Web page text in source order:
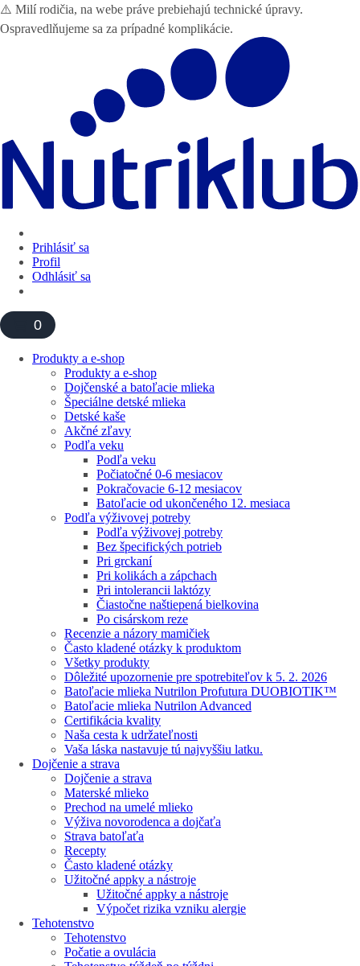
⚠️ Milí rodičia, na webe práve prebiehajú technické úpravy.
Ospravedlňujeme sa za prípadné komplikácie.
Prihlásiť sa
Profil
Odhlásiť sa
0
Produkty a e-shop
Produkty a e-shop
Dojčenské a batoľacie mlieka
Špeciálne detské mlieka
Detské kaše
Akčné zľavy
Podľa veku
Podľa veku
Počiatočné 0-6 mesiacov
Pokračovacie 6-12 mesiacov
Batoľacie od ukončeného 12. mesiaca
Podľa výživovej potreby
Podľa výživovej potreby
Bez špecifických potrieb
Pri grckaní
Pri kolikách a zápchach
Pri intolerancii laktózy
Čiastočne naštiepená bielkovina
Po cisárskom reze
Recenzie a názory mamičiek
Často kladené otázky k produktom
Všetky produkty
Dôležité upozornenie pre spotrebiteľov k 5. 2. 2026
Batoľacie mlieka Nutrilon Profutura DUOBIOTIK™
Batoľacie mlieka Nutrilon Advanced
Certifikácia kvality
Naša cesta k udržateľnosti
Vaša láska nastavuje tú najvyššiu latku.
Dojčenie a strava
Dojčenie a strava
Materské mlieko
Prechod na umelé mlieko
Výživa novorodenca a dojčaťa
Strava batoľaťa
Recepty
Často kladené otázky
Užitočné appky a nástroje
Užitočné appky a nástroje
Výpočet rizika vzniku alergie
Tehotenstvo
Tehotenstvo
Počatie a ovulácia